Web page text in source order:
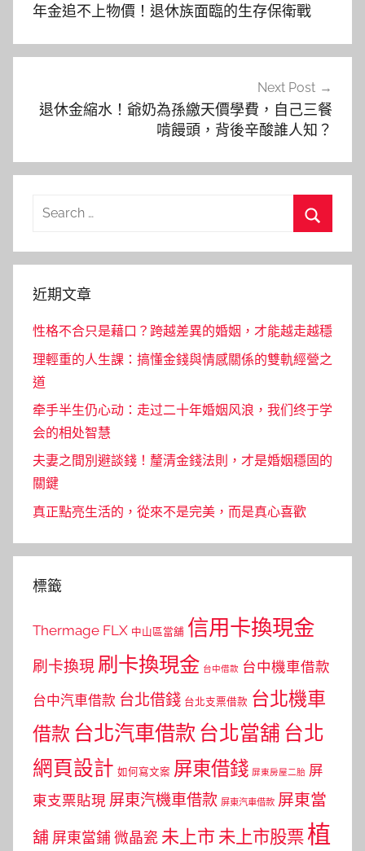
覽
年金追不上物價！退休族面臨的生存保衛戰
Next Post
退休金縮水！爺奶為孫繳天價學費，自己三餐
啃饅頭，背後辛酸誰人知？
Search
近期文章
性格不合只是藉口？跨越差異的婚姻，才能越走越穩
理輕重的人生課：搞懂金錢與情感關係的雙軌經營之
道
牵手半生仍心动：走过二十年婚姻风浪，我们终于学
会的相处智慧
夫妻之間別避談錢！釐清金錢法則，才是婚姻穩固的
關鍵
真正點亮生活的，從來不是完美，而是真心喜歡
標籤
Thermage FLX 中山區當舖 信用卡換現金
刷卡換現 刷卡換現金 台中借款 台中機車借款
台中汽車借款 台北借錢 台北支票借款 台北機車
借款 台北汽車借款 台北當舖 台北
網頁設計 如何寫文案 屏東借錢 屏東房屋二胎 屏
東支票貼現 屏東汽機車借款 屏東汽車借款 屏東當
舖 屏東當鋪 微晶瓷 未上市 未上市股票植